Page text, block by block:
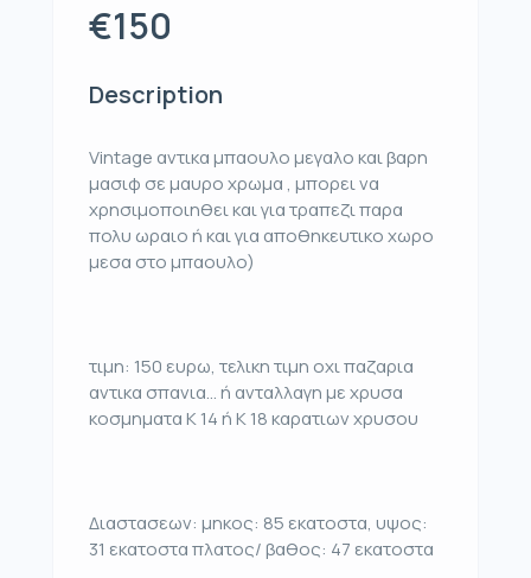
€150
Description
Vintage αντικα μπαουλο μεγαλο και βαρη
μασιφ σε μαυρο χρωμα , μπορει να
χρησιμοποιηθει και για τραπεζι παρα
πολυ ωραιο ή και για αποθηκευτικο χωρο
μεσα στο μπαουλο)
τιμη: 150 ευρω, τελικη τιμη οχι παζαρια
αντικα σπανια… ή ανταλλαγη με χρυσα
κοσμηματα Κ 14 ή Κ 18 καρατιων χρυσου
Διαστασεων: μηκος: 85 εκατοστα, υψος:
31 εκατοστα πλατος/ βαθος: 47 εκατοστα